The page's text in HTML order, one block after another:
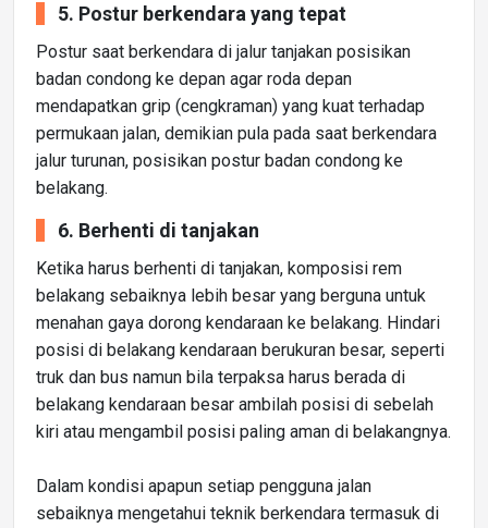
5. Postur berkendara yang tepat
Postur saat berkendara di jalur tanjakan posisikan
badan condong ke depan agar roda depan
mendapatkan grip (cengkraman) yang kuat terhadap
permukaan jalan, demikian pula pada saat berkendara
jalur turunan, posisikan postur badan condong ke
belakang.
6. Berhenti di tanjakan
Ketika harus berhenti di tanjakan, komposisi rem
belakang sebaiknya lebih besar yang berguna untuk
menahan gaya dorong kendaraan ke belakang. Hindari
posisi di belakang kendaraan berukuran besar, seperti
truk dan bus namun bila terpaksa harus berada di
belakang kendaraan besar ambilah posisi di sebelah
kiri atau mengambil posisi paling aman di belakangnya.
Dalam kondisi apapun setiap pengguna jalan
sebaiknya mengetahui teknik berkendara termasuk di